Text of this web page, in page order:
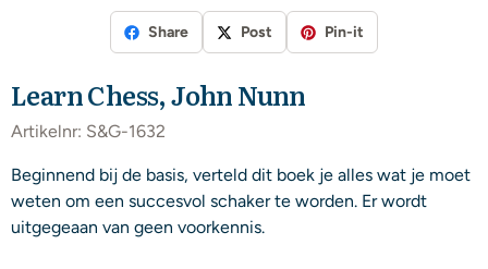
Share Post Pin-it
Learn Chess, John Nunn
Artikelnr: S&G-1632
Beginnend bij de basis, verteld dit boek je alles wat je moet
weten om een succesvol schaker te worden. Er wordt
uitgegeaan van geen voorkennis.